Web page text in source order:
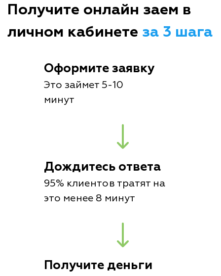
Получите онлайн заем в
личном кабинете за 3 шага
Оформите заявку
Это займет 5-10
минут
Дождитесь ответа
95% клиентов тратят на
это менее 8 минут
Получите деньги